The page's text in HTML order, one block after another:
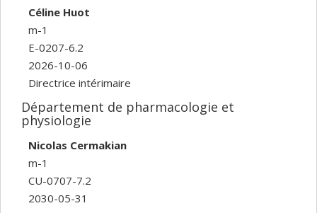
Céline Huot
m-1
E-0207-6.2
2026-10-06
Directrice intérimaire
Département de pharmacologie et
physiologie
Nicolas Cermakian
m-1
CU-0707-7.2
2030-05-31